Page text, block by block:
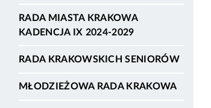
RADA MIASTA KRAKOWA
KADENCJA IX 2024-2029
RADA KRAKOWSKICH SENIORÓW
MŁODZIEŻOWA RADA KRAKOWA